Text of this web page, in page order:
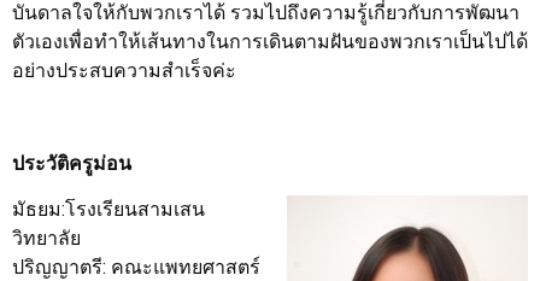
บันดาลใจให้กับพวกเราได้ รวมไปถึงความรู้เกี่ยวกับการพัฒนา
ตัวเองเพื่อทำให้เส้นทางในการเดินตามฝันของพวกเราเป็นไปได้
อย่างประสบความสำเร็จค่ะ
ประวัติครูม่อน
มัธยม:โรงเรียนสามเสน
วิทยาลัย
ปริญญาตรี: คณะแพทยศาสตร์